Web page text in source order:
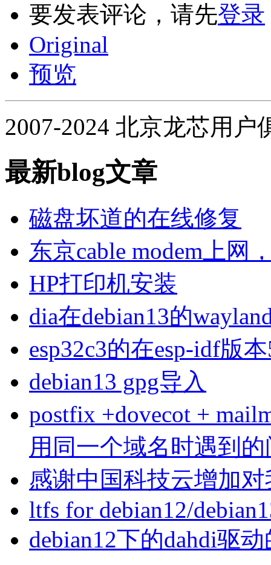
要发表评论，请先登录
Original
预览
2007-2024 北京龙芯用户
最新blog文章
磁盘坏道的在线修复
东京cable modem上网
HP打印机安装
dia在debian13的
esp32c3的在esp-idf版
debian13 gpg导入
postfix +dovecot +
用同一个域名时遇到
感谢中国科技云增加
ltfs for debian12/
debian12下的dahdi驱动